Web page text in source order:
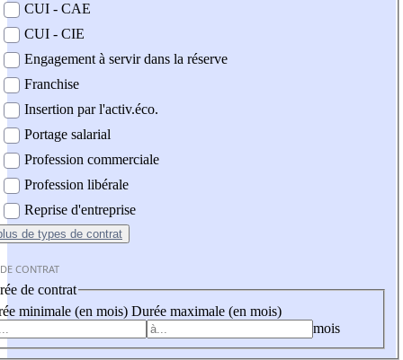
CUI - CAE
CUI - CIE
Engagement à servir dans la réserve
Franchise
Insertion par l'activ.éco.
Portage salarial
Profession commerciale
Profession libérale
Reprise d'entreprise
de types de contrat
CONTRAT
de contrat
minimale (en mois) Durée maximale (en mois)
mois